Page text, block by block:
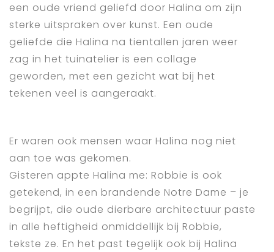
een oude vriend geliefd door Halina om zijn
sterke uitspraken over kunst. Een oude
geliefde die Halina na tientallen jaren weer
zag in het tuinatelier is een collage
geworden, met een gezicht wat bij het
tekenen veel is aangeraakt.
Er waren ook mensen waar Halina nog niet
aan toe was gekomen.
Gisteren appte Halina me: Robbie is ook
getekend, in een brandende Notre Dame – je
begrijpt, die oude dierbare architectuur paste
in alle heftigheid onmiddellijk bij Robbie,
tekste ze. En het past tegelijk ook bij Halina